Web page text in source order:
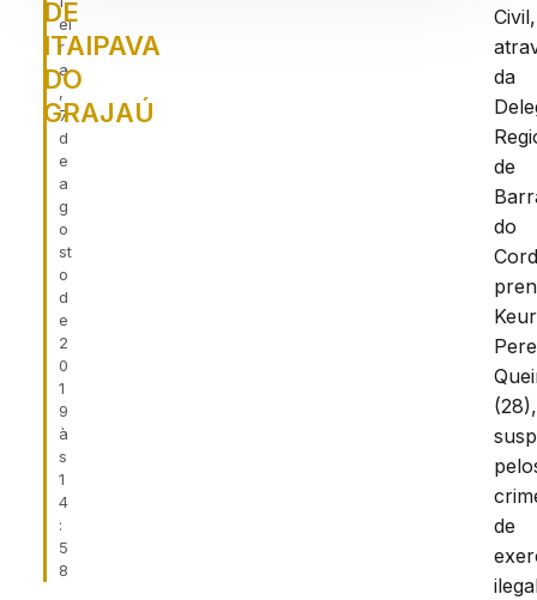
ei
r
a
,
7
d
e
a
g
o
st
o
d
e
2
0
1
9
à
s
1
4
:
5
8
DE
ITAIPAVA
DO
GRAJAÚ
Civil,
da
de
do
(28),
de